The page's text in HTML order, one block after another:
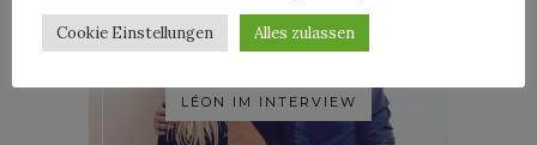
LÉON IM INTERVIEW
Cookie Einstellungen Alles zulassen